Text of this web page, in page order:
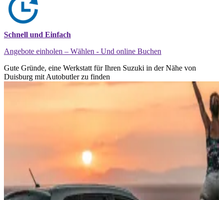
Schnell und Einfach
Angebote einholen – Wählen - Und online Buchen
Gute Gründe, eine Werkstatt für Ihren Suzuki in der Nähe von
Duisburg mit Autobutler zu finden